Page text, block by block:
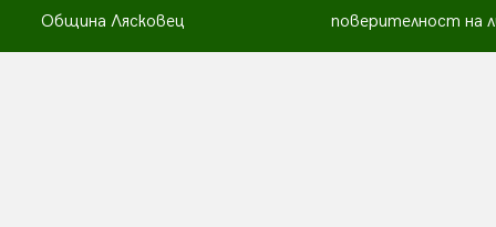
Община Лясковец
поверителност на